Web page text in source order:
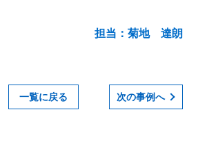
担当：菊地 達朗
一覧に戻る 次の事例へ